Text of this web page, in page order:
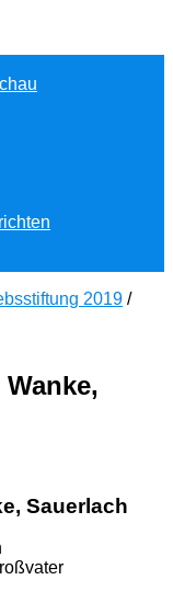
2019 /
Sauerlach